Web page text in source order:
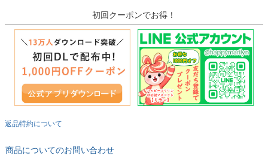
初回クーポンでお得！
返品特約について
商品についてのお問い合わせ